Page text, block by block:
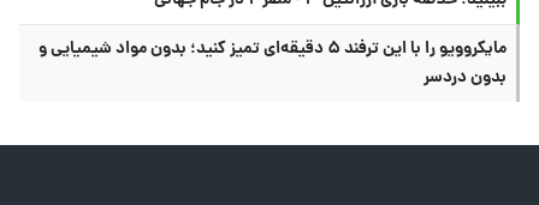
مایکروویو را با این ترفند ۵ دقیقه‌ای تمیز کنید؛ بدون مواد شیمیایی و
بدون دردسر